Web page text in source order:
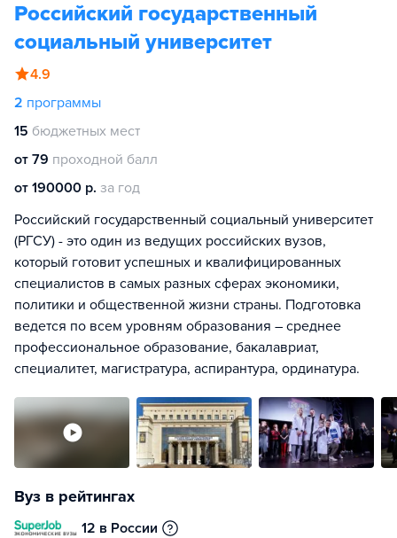
Российский государственный
социальный университет
4.9
2 программы
15 бюджетных мест
от 79 проходной балл
от 190000 р. за год
Российский государственный социальный университет
(РГСУ) - это один из ведущих российских вузов,
который готовит успешных и квалифицированных
специалистов в самых разных сферах экономики,
политики и общественной жизни страны. Подготовка
ведется по всем уровням образования – среднее
профессиональное образование, бакалавриат,
специалитет, магистратура, аспирантура, ординатура.
Вуз в рейтингах
12 в России